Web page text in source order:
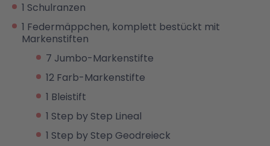
1 Schulranzen
1 Federmäppchen, komplett bestückt mit
Markenstiften
7 Jumbo-Markenstifte
12 Farb-Markenstifte
1 Bleistift
1 Step by Step Lineal
1 Step by Step Geodreieck